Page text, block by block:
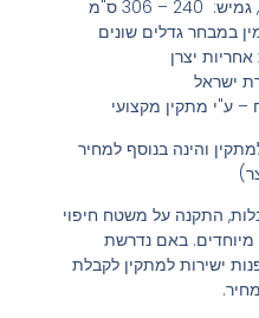
306 ס"מ
במבחר גדלים שונים
ישראל
– ע"י מתקין מקצועי
והינה בנוסף למחיר
התקנה על משטח חיפוי
מיוחדים. באם נדרשת
ישירות למתקין לקבלת